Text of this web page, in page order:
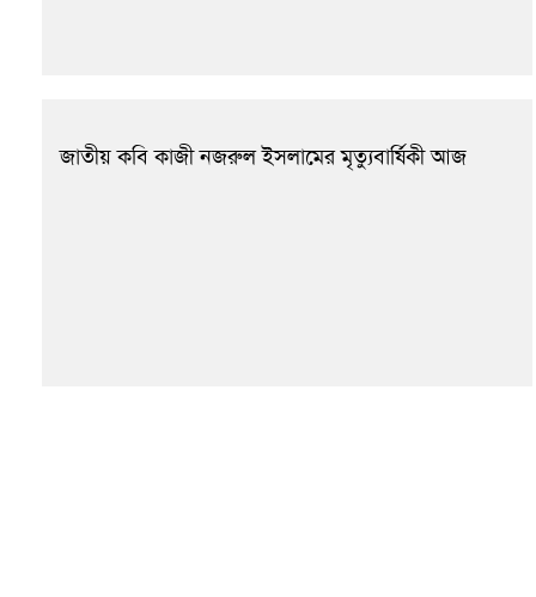
জাতীয় কবি কাজী নজরুল ইসলামের মৃত্যুবার্ষিকী আজ